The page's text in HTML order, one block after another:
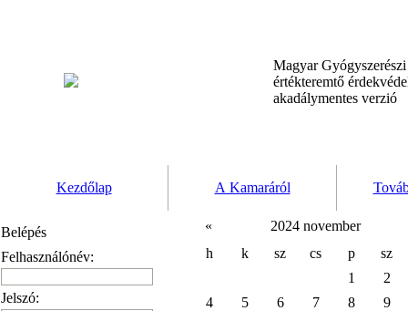
Magyar
értékteremtő
akadálymentes verzió
Kezdőlap A Kamaráról
Belépés
Felhasználónév:
Jelszó:
«
2024 november
h
k sz cs p
sz
1
2
4
5 6 7 8
9